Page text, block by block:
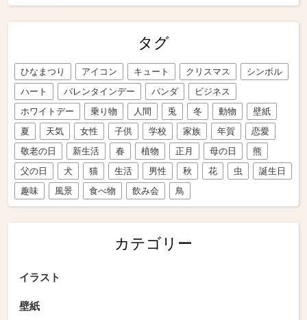
タグ
ひなまつり アイコン キュート クリスマス
シンボル
ハート
バレンタインデー パンダ
ビジネス
ホワイトデー
乗り物 人間 兎 冬 動物
壁紙
夏
天気 女性 子供 学校 家族 年賀
恋愛
敬老の日
新生活 春 植物 正月 母の日
熊
父の日
犬 猫 生活 男性 秋 花 虫
誕生日
趣味
風景 食べ物 飲み会 鳥
カテゴリー
イラスト
壁紙